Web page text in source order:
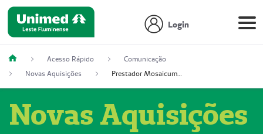
Login
Acesso Rápido
Comunicação
Novas Aquisições
Prestador Mosaicum Espaço Clínico Eireli (51004355-5)
Novas Aquisições